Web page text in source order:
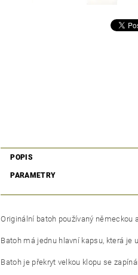
POPIS
PARAMETRY
Originální batoh používaný německou
Batoh má jednu hlavní kapsu, která je
Batoh je překryt velkou klopu se